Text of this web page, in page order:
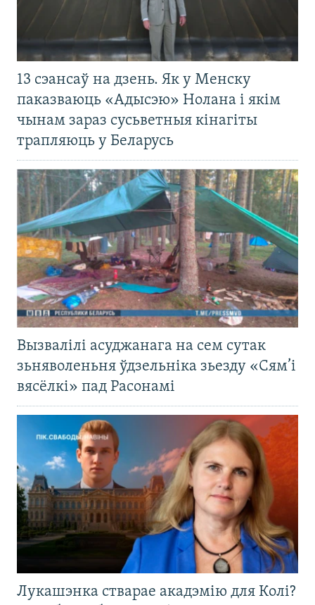
13 сэансаў на дзень. Як у Менску
паказваюць «Адысэю» Нолана і якім
чынам зараз сусьветныя кінагіты
трапляюць у Беларусь
Вызвалілі асуджанага на сем сутак
зьняволеньня ўдзельніка зьезду «Сям’і
вясёлкі» пад Расонамі
Лукашэнка стварае акадэмію для Колі?